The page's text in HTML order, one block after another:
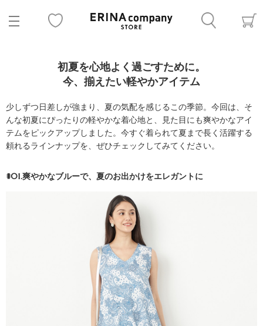
初夏を心地よく過ごすために。
今、揃えたい軽やかアイテム
少しずつ日差しが強まり、夏の気配を感じるこの季節。今回は、そ
んな初夏にぴったりの軽やかな着心地と、見た目にも爽やかなアイ
テムをピックアップしました。今すぐ着られて夏まで長く活躍する
頼れるラインナップを、ぜひチェックしてみてください。
#01.爽やかなブルーで、夏のお出かけをエレガントに